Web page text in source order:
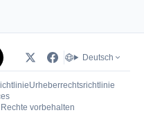
Deutsch
Urheberrechtsrichtlinie
(öffnet in neuem Tab)
vorbehalten